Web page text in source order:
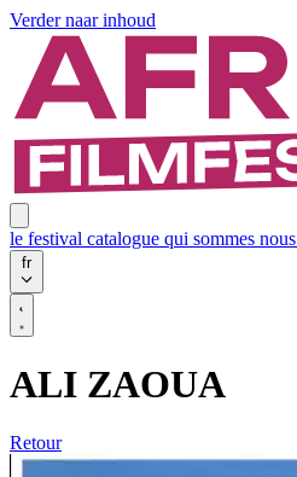
Verder naar inhoud
le festival catalogue qui sommes nous
fr
ALI ZAOUA
Retour